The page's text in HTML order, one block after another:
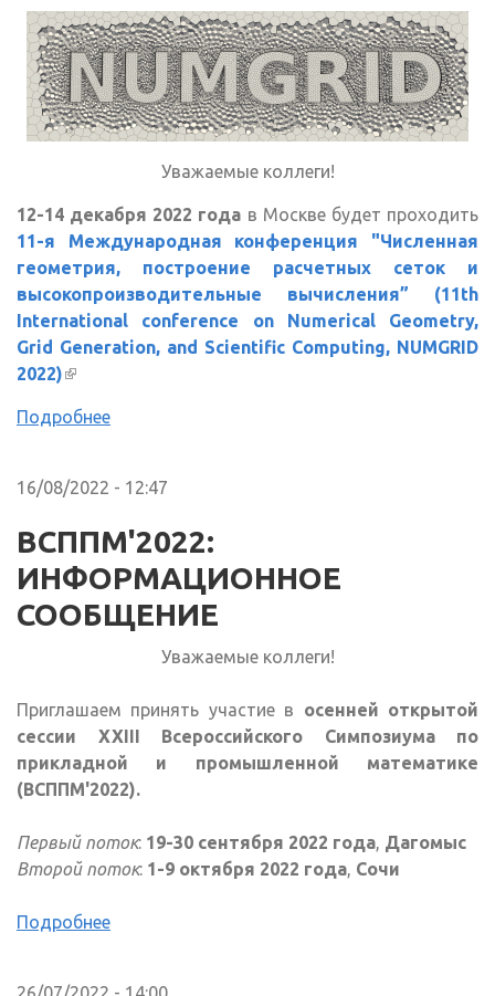
Уважаемые коллеги!
12-14 декабря 2022 года в Москве будет проходить
11-я Международная конференция "Численная
геометрия, построение расчетных сеток и
высокопроизводительные вычисления” (11th
International conference on Numerical Geometry,
Grid Generation, and Scientific Computing, NUMGRID
2022)(внешняя ссылка)
Подробнее
16/08/2022 - 12:47
ВСППМ'2022:
ИНФОРМАЦИОННОЕ
СООБЩЕНИЕ
Уважаемые коллеги!
Приглашаем принять участие в осенней открытой
сессии XXIII Всероссийского Симпозиума по
прикладной и промышленной математике
(ВСППМ'2022).
Первый поток: 19-30 сентября 2022 года, Дагомыс
Второй поток: 1-9 октября 2022 года, Сочи
Подробнее